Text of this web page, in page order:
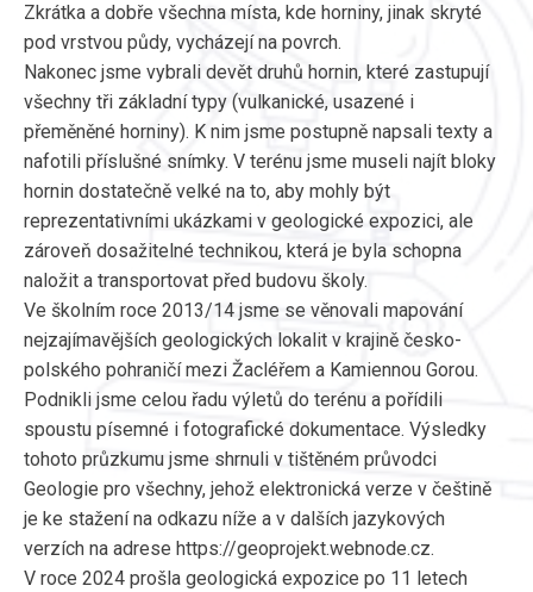
Zkrátka a dobře všechna místa, kde horniny, jinak skryté
pod vrstvou půdy, vycházejí na povrch.
Nakonec jsme vybrali devět druhů hornin, které zastupují
všechny tři základní typy (vulkanické, usazené i
přeměněné horniny). K nim jsme postupně napsali texty a
nafotili příslušné snímky. V terénu jsme museli najít bloky
hornin dostatečně velké na to, aby mohly být
reprezentativními ukázkami v geologické expozici, ale
zároveň dosažitelné technikou, která je byla schopna
naložit a transportovat před budovu školy.
Ve školním roce 2013/14 jsme se věnovali mapování
nejzajímavějších geologických lokalit v krajině česko-
polského pohraničí mezi Žacléřem a Kamiennou Gorou.
Podnikli jsme celou řadu výletů do terénu a pořídili
spoustu písemné i fotografické dokumentace. Výsledky
tohoto průzkumu jsme shrnuli v tištěném průvodci
Geologie pro všechny, jehož elektronická verze v češtině
je ke stažení na odkazu níže a v dalších jazykových
verzích na adrese https://geoprojekt.webnode.cz.
V roce 2024 prošla geologická expozice po 11 letech